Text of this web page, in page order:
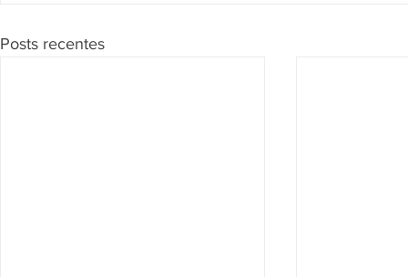
Posts recentes